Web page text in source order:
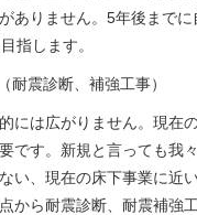
ありません。5年後までに
指します。
耐震診断、補強工事）
には広がりません。現在
です。新規と言っても我
い、現在の床下事業に近
から耐震診断、耐震補強